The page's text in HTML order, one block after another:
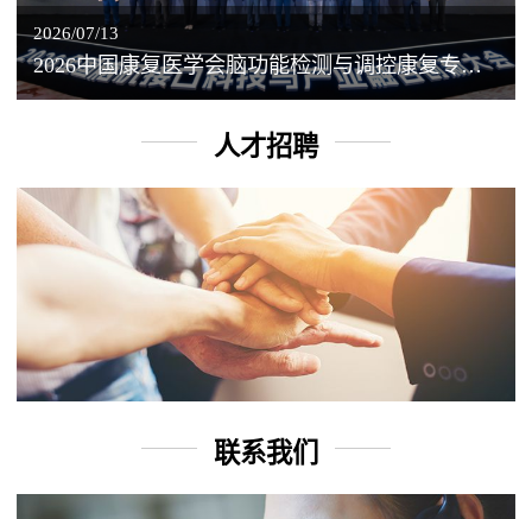
2026/07/13
2026中国康复医学会脑功能检测与调控康复专业委员会学术年会丨脑客中国：脑机接口——EEG驱动TMS闭环调控工作坊
人才招聘
联系我们